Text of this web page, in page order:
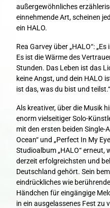
außergewöhnliches
einnehmende Art, scheinen
ein HALO.
Rea Garvey über „HALO“:
Es ist die Wärme des
Stunden. Das Leben ist das
keine Angst, und dein HALO
ist das, was du bist und teilst.“
Als kreativer, über die Musik
enorm vielseitiger Solo-
mit den ersten beiden Single-
Ocean“ und „Perfect In My
Studioalbum „HALO“ erneut,
derzeit erfolgreichsten und
Deutschland gehört. Sein
eindrückliches wie
Händchen für eingängige
in ein ausgelassenes Fest zu